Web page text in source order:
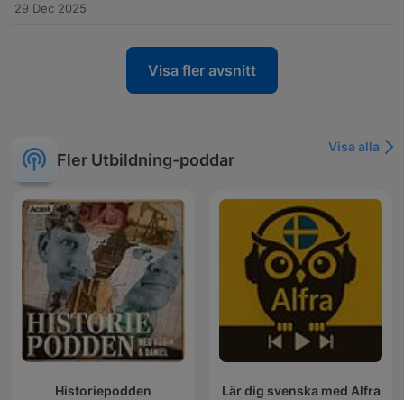
29 Dec 2025
Visa fler avsnitt
Fler Utbildning-poddar
Visa alla
Historiepodden Lär dig svenska med Alfra